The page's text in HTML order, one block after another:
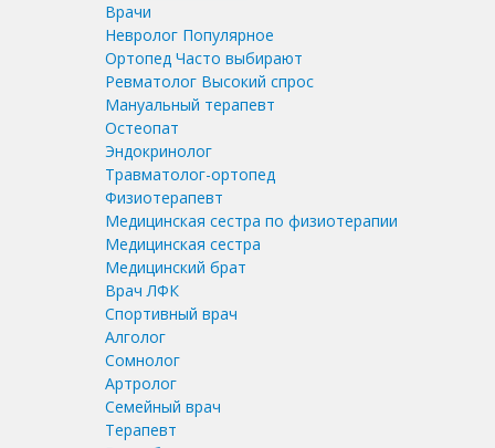
Врачи
Невролог Популярное
Ортопед Часто выбирают
Ревматолог Высокий спрос
Мануальный терапевт
Остеопат
Эндокринолог
Травматолог-ортопед
Физиотерапевт
Медицинская сестра по физиотерапии
Медицинская сестра
Медицинский брат
Врач ЛФК
Спортивный врач
Алголог
Сомнолог
Артролог
Семейный врач
Терапевт